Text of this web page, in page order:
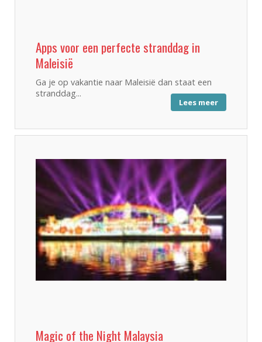
Apps voor een perfecte stranddag in
Maleisië
Ga je op vakantie naar Maleisië dan staat een
stranddag...
Lees meer
Magic of the Night Malaysia